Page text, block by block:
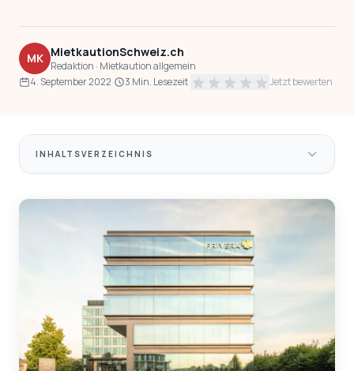
MK MietkautionSchweiz.ch
Redaktion · Mietkaution allgemein
4. September 2022· 3 Min. Lesezeit· Jetzt bewerten
INHALTSVERZEICHNIS